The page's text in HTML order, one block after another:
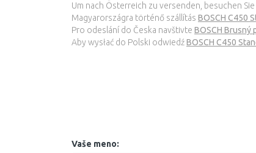
Um nach Österreich zu versenden, besuchen Sie
Magyarországra történő szállítás BOSCH C450
Pro odeslání do Česka navštivte BOSCH Brusný
Aby wysłać do Polski odwiedźBOSCH C450
Vaše meno: